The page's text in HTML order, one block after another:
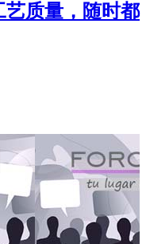
质量，随时都